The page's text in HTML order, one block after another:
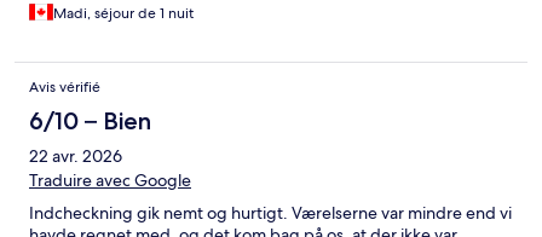
Madi, séjour de 1 nuit
Avis vérifié
6/10 – Bien
22 avr. 2026
Traduire avec Google
Indcheckning gik nemt og hurtigt. Værelserne var mindre end vi